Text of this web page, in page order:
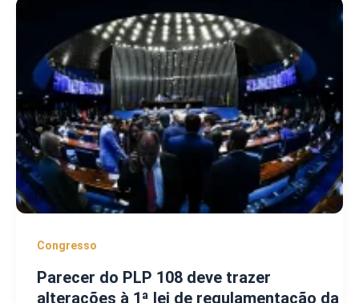
Congresso
Parecer do PLP 108 deve trazer
alterações à 1ª lei de regulamentação da